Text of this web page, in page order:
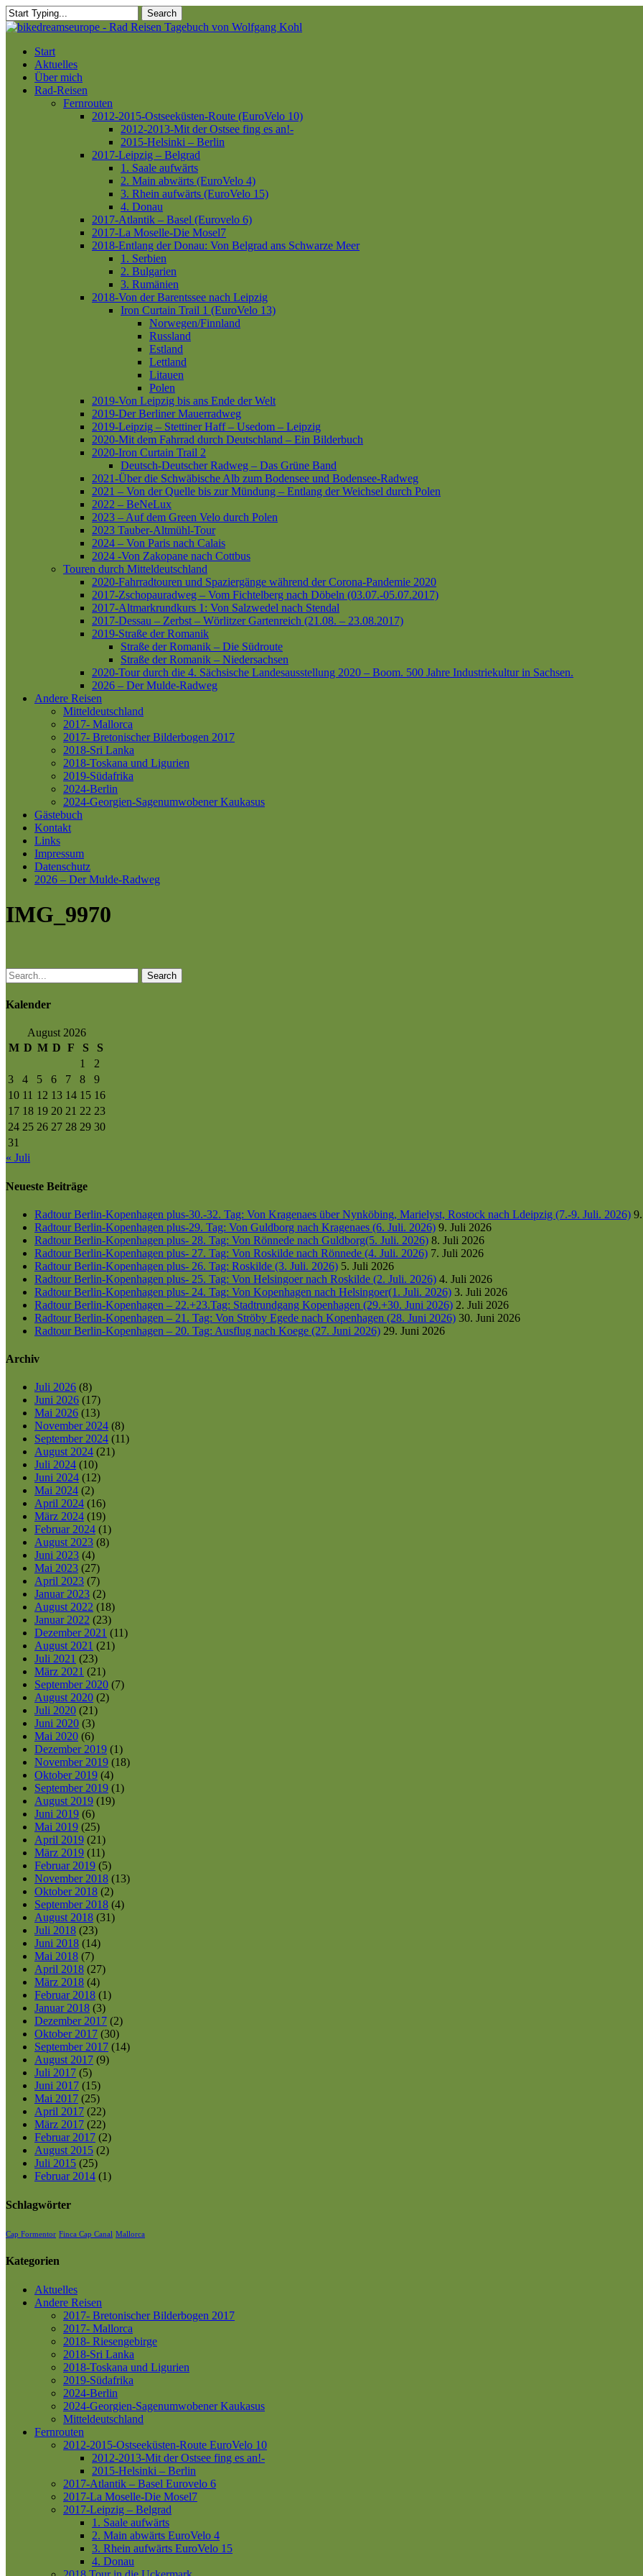
Skip
to
content
Search
Close
Menu
Start
Aktuelles
Über mich
Rad-Reisen
Fernrouten
2012-2015-Ostseeküsten-Route (EuroVelo 10)
2012-2013-Mit der Ostsee fing es an!-
2015-Helsinki – Berlin
2017-Leipzig – Belgrad
1. Saale aufwärts
2. Main abwärts (EuroVelo 4)
3. Rhein aufwärts (EuroVelo 15)
4. Donau
2017-Atlantik – Basel (Eurovelo 6)
2017-La Moselle-Die Mosel7
2018-Entlang der Donau: Von Belgrad ans Schwarze Meer
1. Serbien
2. Bulgarien
3. Rumänien
2018-Von der Barentssee nach Leipzig
Iron Curtain Trail 1 (EuroVelo 13)
Norwegen/Finnland
Russland
Estland
Lettland
Litauen
Polen
2019-Von Leipzig bis ans Ende der Welt
2019-Der Berliner Mauerradweg
2019-Leipzig – Stettiner Haff – Usedom – Leipzig
2020-Mit dem Fahrrad durch Deutschland – Ein Bilderbuch
2020-Iron Curtain Trail 2
Deutsch-Deutscher Radweg – Das Grüne Band
2021-Über die Schwäbische Alb zum Bodensee und Bodensee-Radweg
2021 – Von der Quelle bis zur Mündung – Entlang der Weichsel durch Polen
2022 – BeNeLux
2023 – Auf dem Green Velo durch Polen
2023 Tauber-Altmühl-Tour
2024 – Von Paris nach Calais
2024 -Von Zakopane nach Cottbus
Touren durch Mitteldeutschland
2020-Fahrradtouren und Spaziergänge während der Corona-Pandemie 2020
2017-Zschopauradweg – Vom Fichtelberg nach Döbeln (03.07.-05.07.2017)
2017-Altmarkrundkurs 1: Von Salzwedel nach Stendal
2017-Dessau – Zerbst – Wörlitzer Gartenreich (21.08. – 23.08.2017)
2019-Straße der Romanik
Straße der Romanik – Die Südroute
Straße der Romanik – Niedersachsen
2020-Tour durch die 4. Sächsische Landesausstellung 2020 – Boom. 500 Jahre Industriekultur in Sachsen.
2026 – Der Mulde-Radweg
Andere Reisen
Mitteldeutschland
2017- Mallorca
2017- Bretonischer Bilderbogen 2017
2018-Sri Lanka
2018-Toskana und Ligurien
2019-Südafrika
2024-Berlin
2024-Georgien-Sagenumwobener Kaukasus
Gästebuch
Kontakt
Links
Impressum
Datenschutz
2026 – Der Mulde-Radweg
IMG_9970
Search
Kalender
August 2026
M D M D F S
S
1
2
3
4 5 6 7 8
9
10 11 12 13 14 15 16
17 18 19 20 21 22 23
24 25 26 27 28 29 30
31
« Juli
Neueste Beiträge
Radtour Berlin-Kopenhagen plus-30.-32. Tag: Von Kragenaes über Nynköbing, Marielyst, Rostock nach Ldeipzig (7.-9. Juli. 2026)
Radtour Berlin-Kopenhagen plus-29. Tag: Von Guldborg nach Kragenaes (6. Juli. 2026) 9. Juli 2026
Radtour Berlin-Kopenhagen plus- 28. Tag: Von Rönnede nach Guldborg(5. Juli. 2026) 8. Juli 2026
Radtour Berlin-Kopenhagen plus- 27. Tag: Von Roskilde nach Rönnede (4. Juli. 2026) 7. Juli 2026
Radtour Berlin-Kopenhagen plus- 26. Tag: Roskilde (3. Juli. 2026) 5. Juli 2026
Radtour Berlin-Kopenhagen plus- 25. Tag: Von Helsingoer nach Roskilde (2. Juli. 2026) 4. Juli 2026
Radtour Berlin-Kopenhagen plus- 24. Tag: Von Kopenhagen nach Helsingoer(1. Juli. 2026) 3. Juli 2026
Radtour Berlin-Kopenhagen – 22.+23.Tag: Stadtrundgang Kopenhagen (29.+30. Juni 2026) 2. Juli 2026
Radtour Berlin-Kopenhagen – 21. Tag: Von Ströby Egede nach Kopenhagen (28. Juni 2026) 30. Juni 2026
Radtour Berlin-Kopenhagen – 20. Tag: Ausflug nach Koege (27. Juni 2026) 29. Juni 2026
Archiv
Juli 2026 (8)
Juni 2026 (17)
Mai 2026 (13)
November 2024 (8)
September 2024 (11)
August 2024 (21)
Juli 2024 (10)
Juni 2024 (12)
Mai 2024 (2)
April 2024 (16)
März 2024 (19)
Februar 2024 (1)
August 2023 (8)
Juni 2023 (4)
Mai 2023 (27)
April 2023 (7)
Januar 2023 (2)
August 2022 (18)
Januar 2022 (23)
Dezember 2021 (11)
August 2021 (21)
Juli 2021 (23)
März 2021 (21)
September 2020 (7)
August 2020 (2)
Juli 2020 (21)
Juni 2020 (3)
Mai 2020 (6)
Dezember 2019 (1)
November 2019 (18)
Oktober 2019 (4)
September 2019 (1)
August 2019 (19)
Juni 2019 (6)
Mai 2019 (25)
April 2019 (21)
März 2019 (11)
Februar 2019 (5)
November 2018 (13)
Oktober 2018 (2)
September 2018 (4)
August 2018 (31)
Juli 2018 (23)
Juni 2018 (14)
Mai 2018 (7)
April 2018 (27)
März 2018 (4)
Februar 2018 (1)
Januar 2018 (3)
Dezember 2017 (2)
Oktober 2017 (30)
September 2017 (14)
August 2017 (9)
Juli 2017 (5)
Juni 2017 (15)
Mai 2017 (25)
April 2017 (22)
März 2017 (22)
Februar 2017 (2)
August 2015 (2)
Juli 2015 (25)
Februar 2014 (1)
Schlagwörter
Cap Formentor Finca Cap Canal Mallorca
Kategorien
Aktuelles
Andere Reisen
2017- Bretonischer Bilderbogen 2017
2017- Mallorca
2018- Riesengebirge
2018-Sri Lanka
2018-Toskana und Ligurien
2019-Südafrika
2024-Berlin
2024-Georgien-Sagenumwobener Kaukasus
Mitteldeutschland
Fernrouten
2012-2015-Ostseeküsten-Route EuroVelo 10
2012-2013-Mit der Ostsee fing es an!-
2015-Helsinki – Berlin
2017-Atlantik – Basel Eurovelo 6
2017-La Moselle-Die Mosel7
2017-Leipzig – Belgrad
1. Saale aufwärts
2. Main abwärts EuroVelo 4
3. Rhein aufwärts EuroVelo 15
4. Donau